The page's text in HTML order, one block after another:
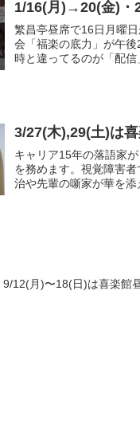
1/16(月)→20(金)・
繁昌亭昼席で16日月曜
会「福楽の底力」が午
時と違ってるのが「配信
3/27(木),29(土)は
キャリア15年の落語家
を務めます。視覚障害
治や先輩の噺家が華を添
9/12(月)〜18(日)は喜楽館